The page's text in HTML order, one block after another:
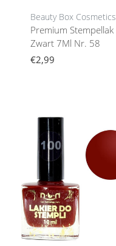
Beauty Box Cosmetics
Premium Stempellak
Zwart 7Ml Nr. 58
€2,99